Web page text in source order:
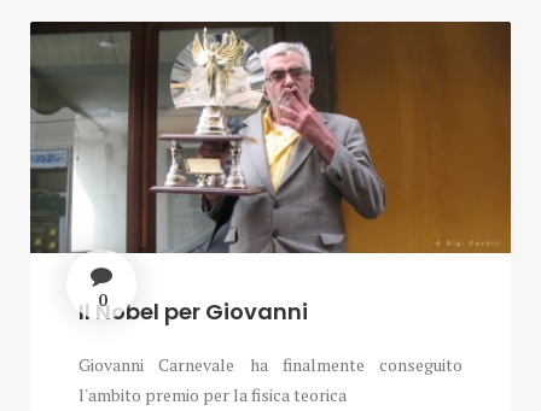
0
Il Nobel per Giovanni
Giovanni Carnevale ha finalmente conseguito
l'ambito premio per la fisica teorica